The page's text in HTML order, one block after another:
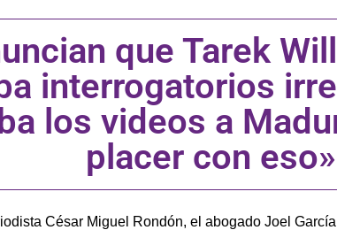
que Tarek
interrogatorios
los videos a
placer con eso»
César Miguel Rondón, el abogado Joel